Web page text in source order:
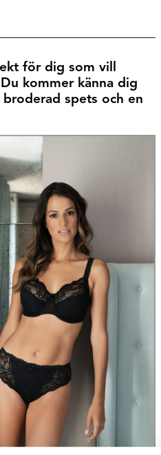
för dig som vill
kommer känna dig
spets och en